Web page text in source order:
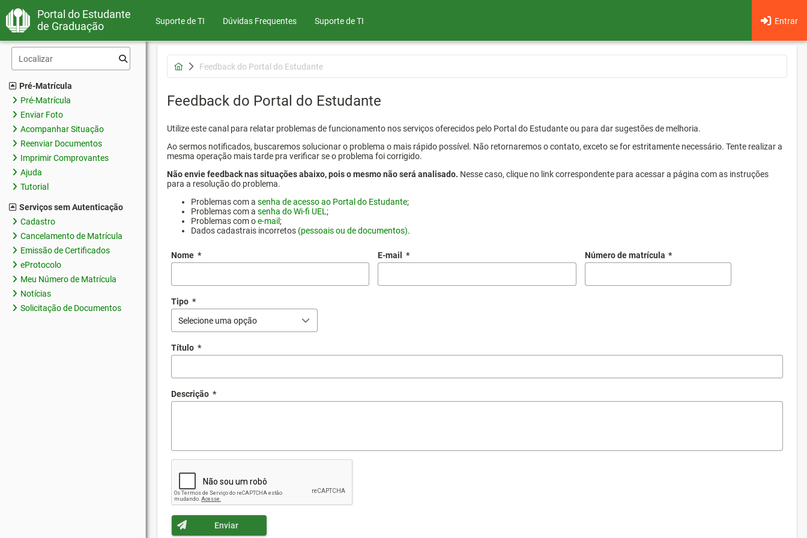
Portal do Estudante
de Graduação
Suporte de TI Dúvidas Frequentes Entrar
Suporte de TI
Pré-Matrícula
Pré-Matrícula
Enviar Foto
Acompanhar Situação
Reenviar Documentos
Imprimir Comprovantes
Ajuda
Tutorial
Serviços sem Autenticação
Cadastro
Cancelamento de Matrícula
Emissão de Certificados
eProtocolo
Meu Número de Matrícula
Notícias
Solicitação de Documentos
Feedback do Portal do Estudante
Feedback do Portal do Estudante
Utilize este canal para relatar problemas de funcionamento nos serviços oferecidos pelo Portal do Estudante ou para dar sugestões de melhoria.
Ao sermos notificados, buscaremos solucionar o problema o mais rápido possível. Não retornaremos o contato, exceto se for estritamente necessário. Tente realizar a
mesma operação mais tarde pra verificar se o problema foi corrigido.
Não envie feedback nas situações abaixo, pois o mesmo não será analisado. Nesse caso, clique no link correspondente para acessar a página com as instruções
para a resolução do problema.
Problemas com a senha de acesso ao Portal do Estudante;
Problemas com a senha do Wi-fi UEL ;
Problemas com oe-mail;
Dados cadastrais incorretos (pessoais ou de documentos).
Nome * E-mail * Número de matrícula *
Tipo *
Selecione uma opção
Título *
Descrição *
Enviar